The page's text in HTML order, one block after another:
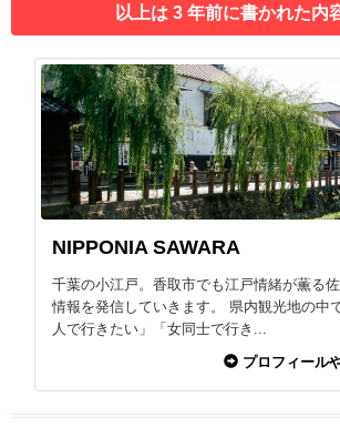
以上は 3 年前に書かれた内
NIPPONIA SAWARA
千葉の小江戸。香取市でも江戸情緒が薫る
情報を発信していきます。 県内観光地の中
人で行きたい」「女同士で行き...
プロフィール